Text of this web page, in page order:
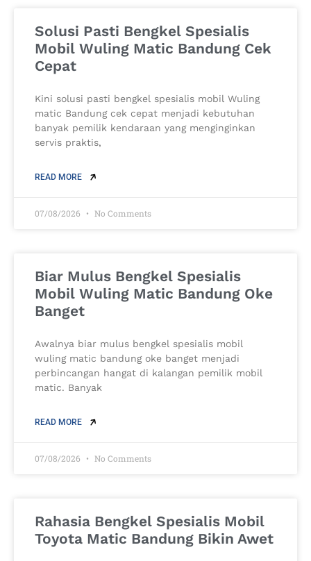
Solusi Pasti Bengkel Spesialis
Mobil Wuling Matic Bandung Cek
Cepat
Kini solusi pasti bengkel spesialis mobil Wuling
matic Bandung cek cepat menjadi kebutuhan
banyak pemilik kendaraan yang menginginkan
servis praktis,
READ MORE
07/08/2026 No Comments
Biar Mulus Bengkel Spesialis
Mobil Wuling Matic Bandung Oke
Banget
Awalnya biar mulus bengkel spesialis mobil
wuling matic bandung oke banget menjadi
perbincangan hangat di kalangan pemilik mobil
matic. Banyak
READ MORE
07/08/2026 No Comments
Rahasia Bengkel Spesialis Mobil
Toyota Matic Bandung Bikin Awet